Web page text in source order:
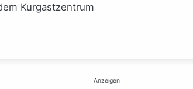
Kurgastzentrum
Anzeigen